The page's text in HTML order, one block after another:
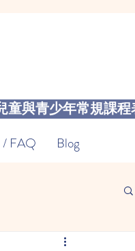
童與青少年常規課程
FAQ Blog